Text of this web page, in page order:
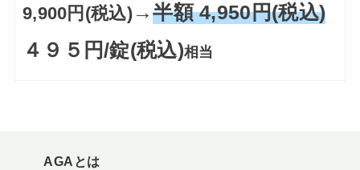
9,900円(税込)→半額 4,950円(税込)
４９５円/錠(税込)相当
AGAとは